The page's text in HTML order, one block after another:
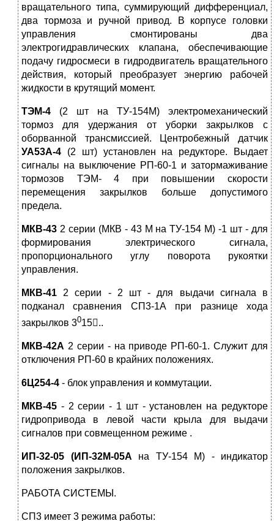
вращательного типа, суммирующий дифференциал,
два тормоза и ручной привод. В корпусе головки
управления смонтированы два
электрогидравлических клапана, обеспечивающие
подачу гидросмеси в гидродвигатель вращательного
действия, который преобразует энергию рабочей
жидкости в крутящий момент.
ТЭМ-4 (2 шт на ТУ-154М) электромеханический
тормоз для удержания от уборки закрылков с
оборванной трансмиссией. Центробежный датчик
УА53А-4 (2 шт) установлен на редукторе. Выдает
сигналы на выключение РП-60-1 и затормаживание
тормозов ТЭМ- 4 при повышении скорости
перемещения закрылков больше допустимого
предела.
МКВ-43 2 серии (МКВ - 43 М на ТУ-154 М) -1 шт - для
формирования электрического сигнала,
пропорционального углу поворота рукоятки
управления.
МКВ-41 2 серии - 2 шт - для выдачи сигнала в
подканал сравнения СП3-1А при разнице хода
закрылков 3015..
МКВ-42А 2 серии - на приводе РП-60-1. Служит для
отключения РП-60 в крайних положениях.
6Ц254-4 - блок управления и коммутации.
МКВ-45 - 2 серии - 1 шт - установлен на редукторе
гидропривода в левой части крыла для выдачи
сигналов при совмещенном режиме .
ИП-32-05 (ИП-32М-05А на ТУ-154 М) - индикатор
положения закрылков.
РАБОТА СИСТЕМЫ.
СП3 имеет 3 режима работы: